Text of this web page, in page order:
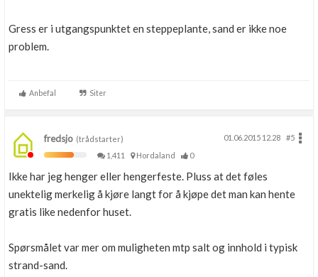
Gress er i utgangspunktet en steppeplante, sand er ikke noe
problem.
Anbefal Siter
fredsjo (trådstarter) 01.06.2015 12.28
#5
1,411
Hordaland 0
Ikke har jeg henger eller hengerfeste. Pluss at det føles
unektelig merkelig å kjøre langt for å kjøpe det man kan hente
gratis like nedenfor huset.
Spørsmålet var mer om muligheten mtp salt og innhold i typisk
strand-sand.